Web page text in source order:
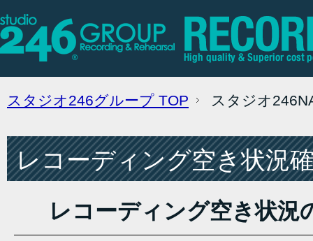
スタジオ246グループ TOP スタジオ
レコーディング空き状況
レコーディング空き状況